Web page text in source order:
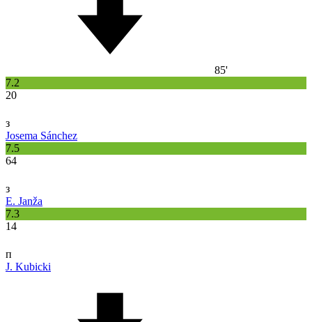
85'
7.2
20
з
Josema Sánchez
7.5
64
з
E. Janža
7.3
14
п
J. Kubicki